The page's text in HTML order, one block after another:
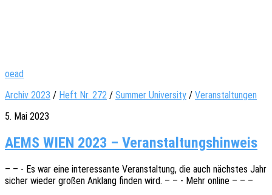
oead
Archiv 2023 / Heft Nr. 272 / Summer University / Veranstaltungen
5. Mai 2023
AEMS WIEN 2023 – Veranstaltungshinweis
– – - Es war eine inter­es­san­te Veran­stal­tung, die auch nächs­tes Jahr
sicher wieder großen Anklang finden wird. – – - Mehr online – – –